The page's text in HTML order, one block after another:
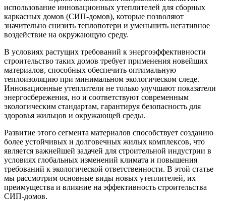
использование инновационных утеплителей для сборных
каркасных домов (СИП-домов), которые позволяют
значительно снизить теплопотери и уменьшить негативное
воздействие на окружающую среду.
В условиях растущих требований к энергоэффективности
строительство таких домов требует применения новейших
материалов, способных обеспечить оптимальную
теплоизоляцию при минимальном экологическом следе.
Инновационные утеплители не только улучшают показатели
энергосбережения, но и соответствуют современным
экологическим стандартам, гарантируя безопасность для
здоровья жильцов и окружающей среды.
Развитие этого сегмента материалов способствует созданию
более устойчивых и долговечных жилых комплексов, что
является важнейшей задачей для строительной индустрии в
условиях глобальных изменений климата и повышения
требований к экологической ответственности. В этой статье
мы рассмотрим основные виды новых утеплителей, их
преимущества и влияние на эффективность строительства
СИП-домов.